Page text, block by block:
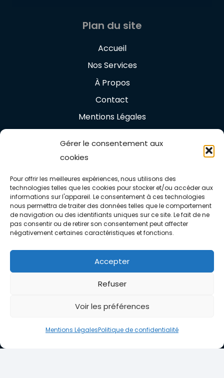
Gérer le consentement aux
cookies
Pour offrir les meilleures expériences, nous utilisons des
technologies telles que les cookies pour stocker et/ou accéder aux
informations sur l'appareil. Le consentement à ces technologies
nous permettra de traiter des données telles que le comportement
de navigation ou des identifiants uniques sur ce site. Le fait de ne
pas consentir ou de retirer son consentement peut affecter
négativement certaines caractéristiques et fonctions.
Accepter
Refuser
Voir les préférences
Mentions LégalesPolitique de confidentialité
Plan du site
Accueil
Nos Services
À Propos
Contact
Mentions Légales
Community Management
Notre Démarche
Nos Formations
Tarifs
Contact
Contact
44350 GUERANDE
(+33) 6 12 38 06 73